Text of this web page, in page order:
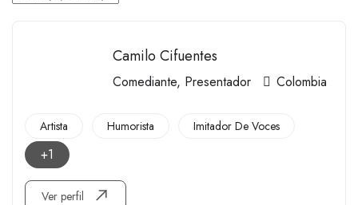
Camilo Cifuentes
Comediante, Presentador Colombia
Artista Humorista Imitador De Voces
+1
Ver perfil